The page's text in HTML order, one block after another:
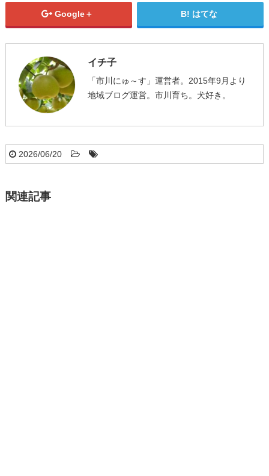
Google＋ はてな
イチ子
「市川にゅ～す」運営者。2015年9月より
地域ブログ運営。市川育ち。犬好き。
2026/06/20
関連記事